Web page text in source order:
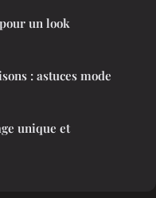
un look
: astuces mode
unique et